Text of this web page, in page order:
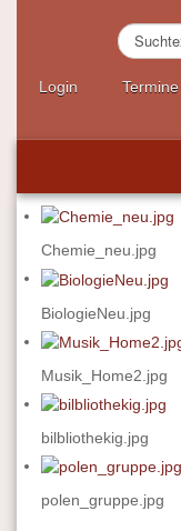
S
u
c
n
.
Login Termine
Chemie_neu.jpg
BiologieNeu.jpg
Musik_Home2.jpg
bilbliothekig.jpg
polen_gruppe.jpg